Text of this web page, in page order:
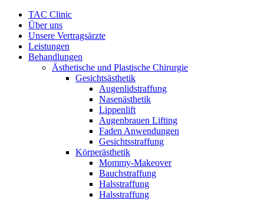
Zum
Inhalt
springen
TAC Clinic
Über uns
Unsere Vertragsärzte
Leistungen
Behandlungen
Ästhetische und Plastische Chirurgie
Gesichtsästhetik
Augenlidstraffung
Nasenästhetik
Lippenlift
Augenbrauen Lifting
Faden Anwendungen
Gesichtsstraffung
Körperästhetik
Mommy-Makeover
Bauchstraffung
Halsstraffung
Halsstraffung